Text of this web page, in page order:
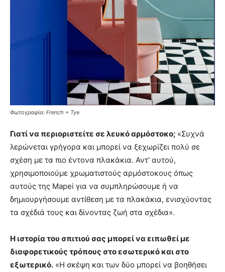
Φωτογραφία: French + Tye
Γιατί να περιοριστείτε σε λευκό αρμόστοκο; «Συχνά
λερώνεται γρήγορα και μπορεί να ξεχωρίζει πολύ σε
σχέση με τα πιο έντονα πλακάκια. Αντ’ αυτού,
χρησιμοποιούμε χρωματιστούς αρμόστοκους όπως
αυτούς της Mapei για να συμπληρώσουμε ή να
δημιουργήσουμε αντίθεση με τα πλακάκια, ενισχύοντας
τα σχέδιά τους και δίνοντας ζωή στα σχέδια».
Η ιστορία του σπιτιού σας μπορεί να ειπωθεί με
διαφορετικούς τρόπους στο εσωτερικό και στο
εξωτερικό. «Η σκέψη και των δύο μπορεί να βοηθήσει